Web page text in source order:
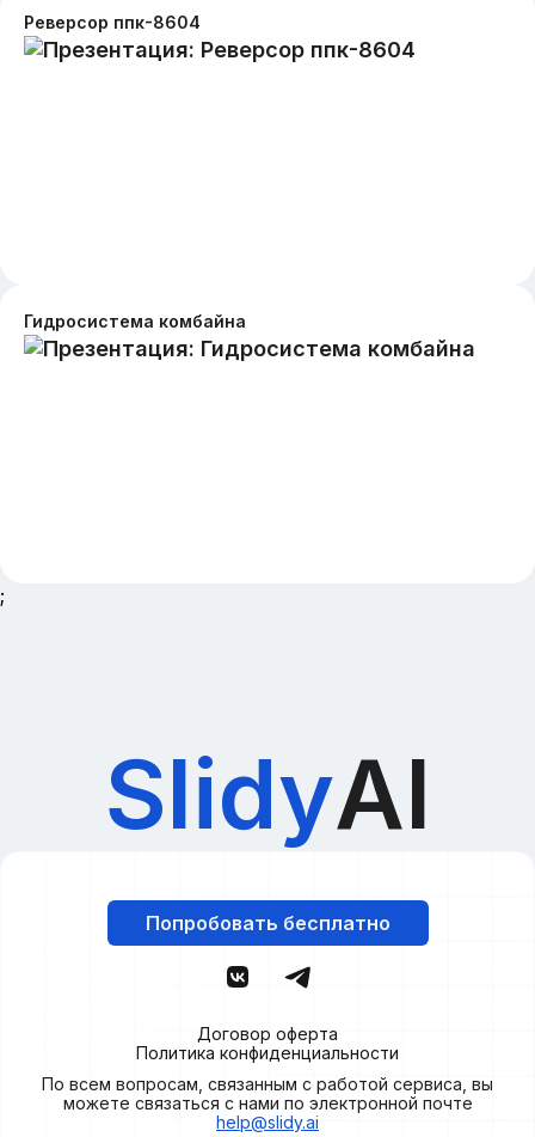
Реверсор ппк-8604
Гидросистема комбайна
;
SlidyAI
Попробовать бесплатно
Договор оферта
Политика конфиденциальности
По всем вопросам, связанным с работой сервиса, вы
можете связаться с нами по электронной почте
help@slidy.ai